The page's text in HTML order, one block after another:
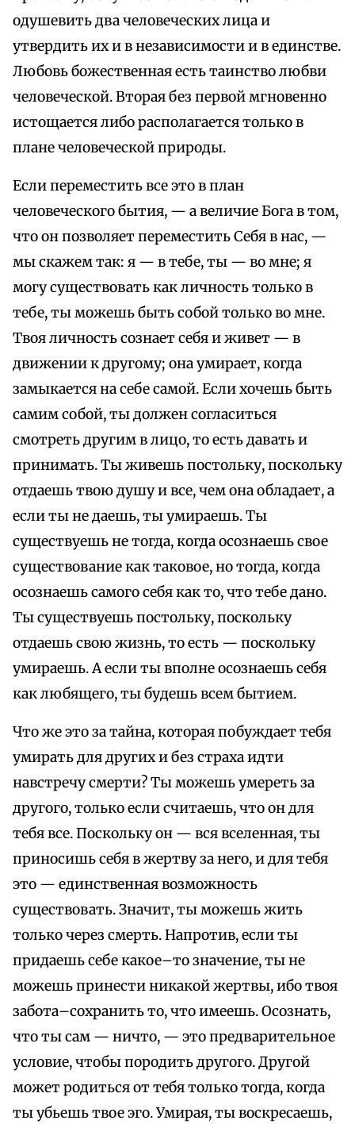
одушевить два человеческих лица и
утвердить их и в независимости и в единстве.
Любовь божественная есть таинство любви
человеческой. Вторая без первой мгновенно
истощается либо располагается только в
плане человеческой природы.
Если переместить все это в план
человеческого бытия, — а величие Бога в том,
что он позволяет переместить Себя в нас, —
мы скажем так: я — в тебе, ты — во мне; я
могу существовать как личность только в
тебе, ты можешь быть собой только во мне.
Твоя личность сознает себя и живет — в
движении к другому; она умирает, когда
замыкается на себе самой. Если хочешь быть
самим собой, ты должен согласиться
смотреть другим в лицо, то есть давать и
принимать. Ты живешь постольку, поскольку
отдаешь твою душу и все, чем она обладает, а
если ты не даешь, ты умираешь. Ты
существуешь не тогда, когда осознаешь свое
существование как таковое, но тогда, когда
осознаешь самого себя как то, что тебе дано.
Ты существуешь постольку, поскольку
отдаешь свою жизнь, то есть — поскольку
умираешь. А если ты вполне осознаешь себя
как любящего, ты будешь всем бытием.
Что же это за тайна, которая побуждает тебя
умирать для других и без страха идти
навстречу смерти? Ты можешь умереть за
другого, только если считаешь, что он для
тебя все. Поскольку он — вся вселенная, ты
приносишь себя в жертву за него, и для тебя
это — единственная возможность
существовать. Значит, ты можешь жить
только через смерть. Напротив, если ты
придаешь себе какое–то значение, ты не
можешь принести никакой жертвы, ибо твоя
забота–сохранить то, что имеешь. Осознать,
что ты сам — ничто, — это предварительное
условие, чтобы породить другого. Другой
может родиться от тебя только тогда, когда
ты убьешь твое эго. Умирая, ты воскресаешь,